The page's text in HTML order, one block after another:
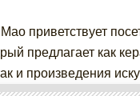
приветствует
предлагает как
и произведения